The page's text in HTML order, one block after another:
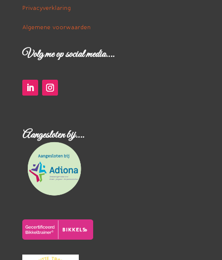
Privacyverklaring
Algemene voorwaarden
Volg me op social media….
Aangesloten bij….